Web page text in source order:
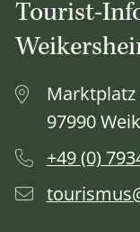
Tourist-
Marktplatz
97990
+49 (0)